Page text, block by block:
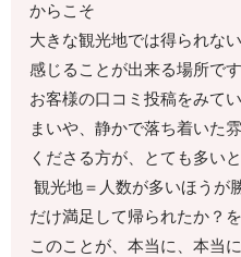
からこそ
大きな観光地では得られな
感じることが出来る場所です
お客様の口コミ投稿をみて
まいや、静かで落ち着いた
くださる方が、とても多い
観光地＝人数が多いほうが
だけ満足して帰られたか？
このことが、本当に、本当